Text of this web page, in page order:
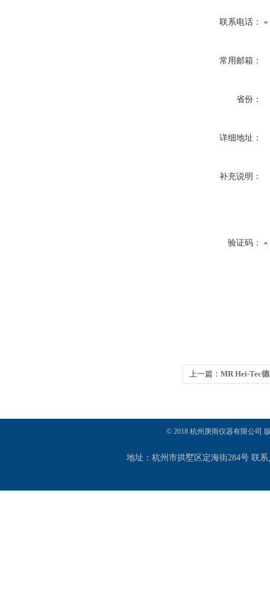
联系电话：
常用邮箱：
省份：
详细地址：
补充说明：
验证码：
上一篇： MR Hei-Tec
© 2018 杭州庚雨仪器有限公司
地址：杭州市拱墅区定海街284号 联